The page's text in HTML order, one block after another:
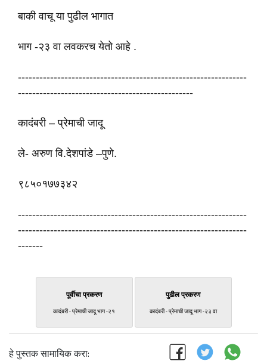
बाकी वाचू या पुढील भागात
भाग -२३ वा लवकरच येतो आहे .
----------------------------------------------------------------
-------------------------------------------------
कादंबरी – प्रेमाची जादू
ले- अरुण वि.देशपांडे –पुणे.
९८५०१७७३४२
----------------------------------------------------------------
----------------------------------------------------------------
-------
पूर्वीचा प्रकरण
कादंबरी - प्रेमाची जादू भाग -२१
पुढील प्रकरण
कादंबरी - प्रेमाची जादू भाग -२३ वा
हे पुस्तक सामायिक करा: